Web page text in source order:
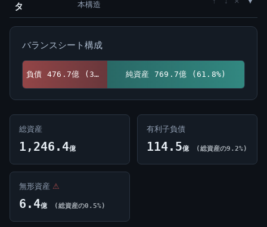
タ
本構造
バランスシート構成
負債 476.7億 (38.2%) 純資産 769.7億 (61.8%)
総資産
1,246.4億
有利子負債
114.5億 (総資産の9.2%)
無形資産 ⚠
6.4億 (総資産の0.5%)